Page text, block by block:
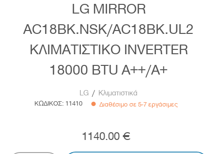
LG MIRROR
AC18BK.NSK/AC18BK.UL2
ΚΛΙΜΑΤΙΣΤΙΚΟ INVERTER
18000 BTU A++/A+
LG / Κλιματιστικά
ΚΩΔΙΚΟΣ: 11410 Διαθέσιμο σε 5-7 εργάσιμες
1140.00 €